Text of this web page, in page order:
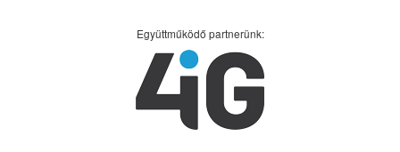
Együttműködő partnerünk: